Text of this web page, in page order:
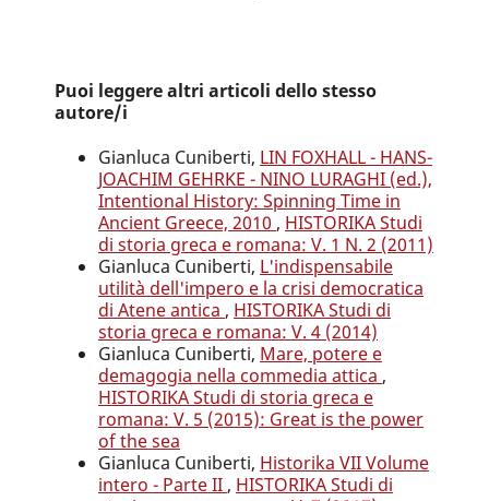
Puoi leggere altri articoli dello stesso
autore/i
Gianluca Cuniberti, LIN FOXHALL - HANS-
JOACHIM GEHRKE - NINO LURAGHI (ed.),
Intentional History: Spinning Time in
Ancient Greece, 2010 , HISTORIKA Studi
di storia greca e romana: V. 1 N. 2 (2011)
Gianluca Cuniberti, L'indispensabile
utilità dell'impero e la crisi democratica
di Atene antica , HISTORIKA Studi di
storia greca e romana: V. 4 (2014)
Gianluca Cuniberti, Mare, potere e
demagogia nella commedia attica ,
HISTORIKA Studi di storia greca e
romana: V. 5 (2015): Great is the power
of the sea
Gianluca Cuniberti, Historika VII Volume
intero - Parte II , HISTORIKA Studi di